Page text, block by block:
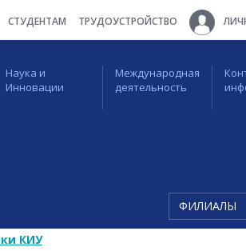
СТУДЕНТАМ ТРУДОУСТРОЙСТВО
Наука и
Инновации
Международная
деятельность
ФИЛИАЛЫ
КИУ